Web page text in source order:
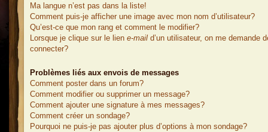
Ma langue n’est pas dans la liste!
Comment puis-je afficher une image avec mon nom d’utilisateur?
Qu’est-ce que mon rang et comment le modifier?
Lorsque je clique sur le lien e-mail d’un utilisateur, on me demande
connecter?
Problèmes liés aux envois de messages
Comment poster dans un forum?
Comment modifier ou supprimer un message?
Comment ajouter une signature à mes messages?
Comment créer un sondage?
Pourquoi ne puis-je pas ajouter plus d’options à mon sondage?